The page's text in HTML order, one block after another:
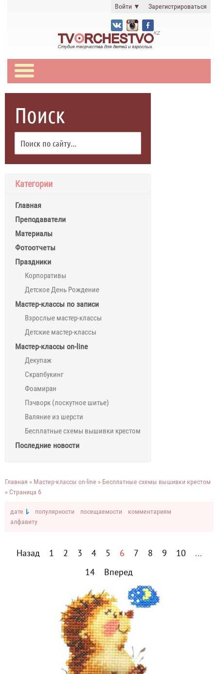
Войти ▼ Зарегистрироваться
Поиск
Категории
Главная
Преподаватели
Материалы
Фотоотчеты
Праздники
Корпоративы
Детское День Рождение
Мастер-классы по записи
Взрослые мастер-классы
Детские мастер-классы
Мастер-классы on-line
Декупаж
Скрапбукинг
Фоамиран
Пэчворк (лоскутное шитье)
Валяние из шерсти
Бесплатные схемы вышивки крестом
Последние новости
Главная » Мастер-классы on-line » Бесплатные схемы вышивки крестом
» Страница 6
дате популярности посещаемости
комментариям
алфавиту
Назад 1 2 3 4 5 6 7 8 9 10
...
14
Вперед